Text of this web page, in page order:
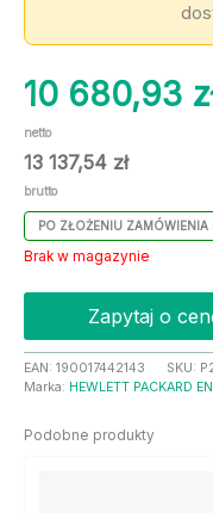
10 680,93
netto
13 137,54 zł
brutto
PO ZŁOŻENIU
Brak w magazynie
Zapytaj o
EAN: 190017442143 SKU:
Marka: HEWLETT PACKARD
Podobne produkty